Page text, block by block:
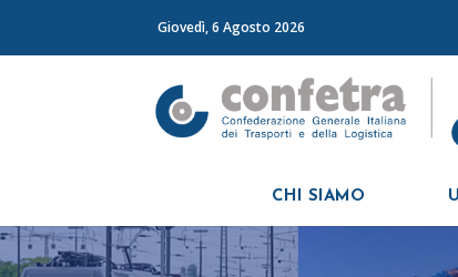
Giovedì, 6 Agosto 2026
CHI SIAMO